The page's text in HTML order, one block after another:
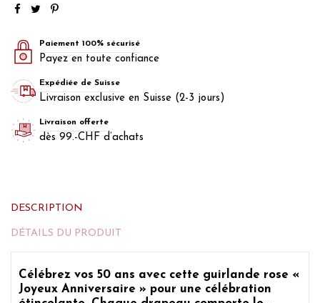
Paiement 100% sécurisé
Payez en toute confiance
Expédiée de Suisse
Livraison exclusive en Suisse (2-3 jours)
Livraison offerte
dès 99.-CHF d’achats
DESCRIPTION
DÉTAILS DU PRODUIT
Célébrez vos 50 ans avec cette guirlande rose «
Joyeux Anniversaire » pour une célébration